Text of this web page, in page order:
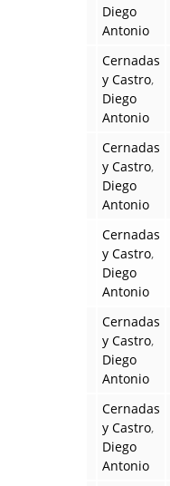
Diego
Antonio
Cernadas
y Castro,
Diego
Antonio
Cernadas
y Castro,
Diego
Antonio
Cernadas
y Castro,
Diego
Antonio
Cernadas
y Castro,
Diego
Antonio
Cernadas
y Castro,
Diego
Antonio